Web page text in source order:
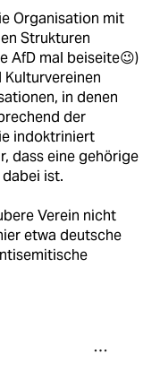
Organisation mit
Strukturen
AfD mal beiseite😉)
in denen
der
indoktriniert
dass eine gehörige
ist.
Verein nicht
etwa deutsche